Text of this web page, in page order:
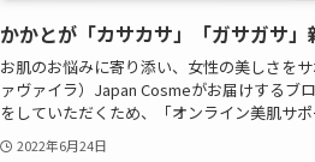
かかとが「カサカサ」「ガサガサ
お肌のお悩みに寄り添い、女性の美しさを
ァヴァイラ）Japan Cosmeがお届けするブ
をしていただくため、「オンライン美肌サ
2022年6月24日